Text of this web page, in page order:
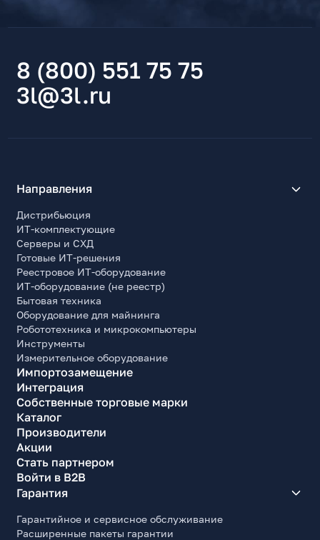
8 (800) 551 75 75
3l@3l.ru
Направления
Дистрибьюция
ИТ-комплектующие
Серверы и СХД
Готовые ИТ-решения
Реестровое ИТ-оборудование
ИТ-оборудование (не реестр)
Бытовая техника
Оборудование для майнинга
Робототехника и микрокомпьютеры
Инструменты
Измерительное оборудование
Импортозамещение
Интеграция
Собственные торговые марки
Каталог
Производители
Акции
Стать партнером
Войти в B2B
Гарантия
Гарантийное и сервисное обслуживание
Расширенные пакеты гарантии